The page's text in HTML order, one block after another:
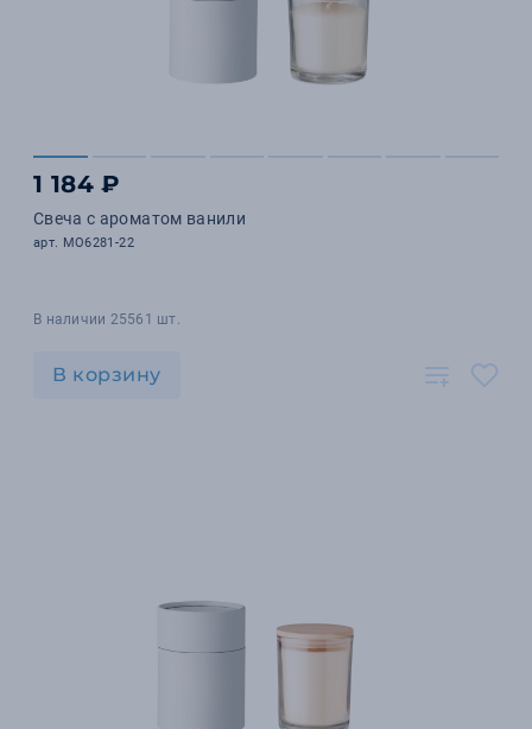
1 184 ₽
Свеча с ароматом ванили
арт. MO6281-22
В наличии 25561 шт.
В корзину